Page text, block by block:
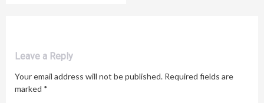
Leave a Reply
Your email address will not be published. Required fields are
marked *